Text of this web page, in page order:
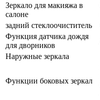
Зеркало для макияжа в
салоне
задний стеклоочиститель
Функция датчика дождя
для дворников
Наружные зеркала
Функции боковых зеркал